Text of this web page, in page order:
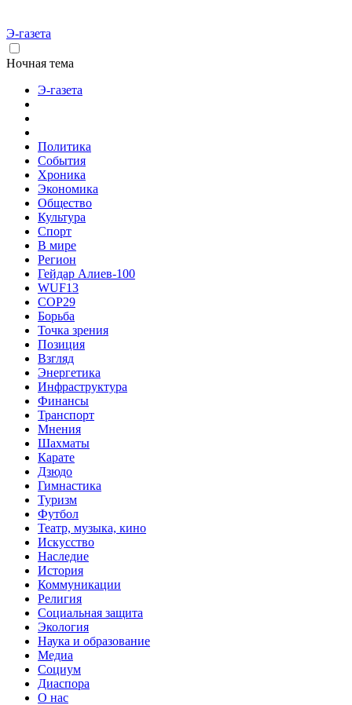
Э-газета
Ночная тема
Э-газета
Политика
События
Хроника
Экономика
Общество
Культура
Спорт
В мире
Регион
Гейдар Алиев-100
WUF13
COP29
Борьба
Точка зрения
Позиция
Взгляд
Энергетика
Инфраструктура
Финансы
Транспорт
Мнения
Шахматы
Карате
Дзюдо
Гимнастика
Туризм
Футбол
Театр, музыка, кино
Искусство
Наследие
История
Коммуникации
Религия
Социальная защита
Экология
Наука и образование
Медиа
Социум
Диаспора
О нас